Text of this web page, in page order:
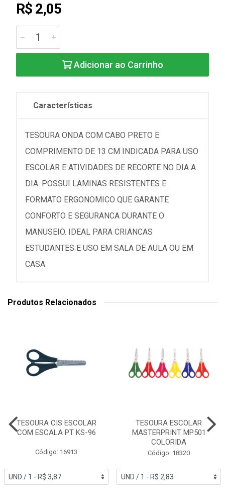
R$ 2,05
Adicionar ao Carrinho
Características
TESOURA ONDA COM CABO PRETO E
COMPRIMENTO DE 13 CM INDICADA PARA USO
ESCOLAR E ATIVIDADES DE RECORTE NO DIA A
DIA. POSSUI LAMINAS RESISTENTES E
FORMATO ERGONOMICO QUE GARANTE
CONFORTO E SEGURANCA DURANTE O
MANUSEIO. IDEAL PARA CRIANCAS
ESTUDANTES E USO EM SALA DE AULA OU EM
CASA.
Produtos Relacionados
TESOURA CIS ESCOLAR
COM ESCALA PT KS-96
Código: 16913
TESOURA ESCOLAR
MASTERPRINT MP501
COLORIDA
Código: 18320